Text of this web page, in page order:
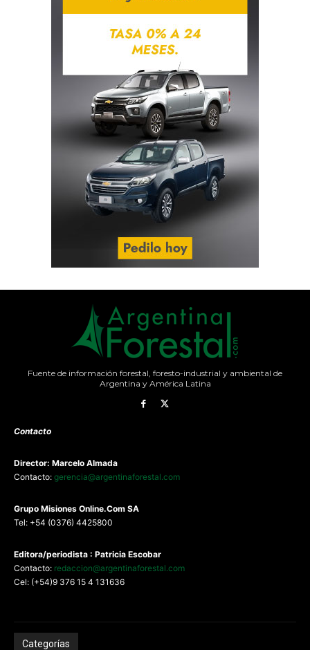
Fuente de información forestal, foresto-industrial y ambiental de
Argentina y América Latina
Contacto
Director: Marcelo Almada
Contacto: gerencia@argentinaforestal.com
Grupo Misiones Online.Com SA
Tel: +54 (0376) 4425800
Editora/periodista : Patricia Escobar
Contacto: redaccion@argentinaforestal.com
Cel: (+54)9 376 15 4 131636
Categorías